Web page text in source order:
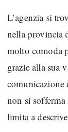
L’agenzia si
nella provincia
molto comoda
grazie alla sua
comunicazione
non si
limita a